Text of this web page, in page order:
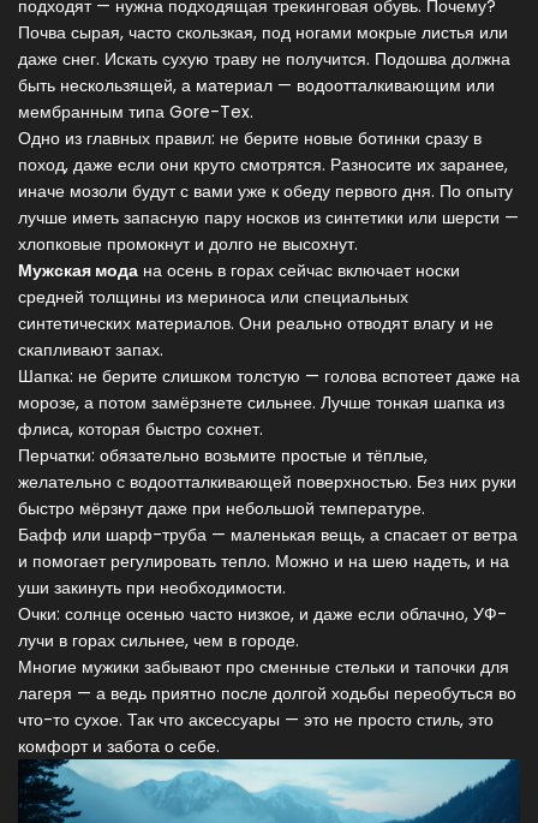
подходят — нужна подходящая трекинговая обувь. Почему?
Почва сырая, часто скользкая, под ногами мокрые листья или
даже снег. Искать сухую траву не получится. Подошва должна
быть нескользящей, а материал — водоотталкивающим или
мембранным типа Gore-Tex.
Одно из главных правил: не берите новые ботинки сразу в
поход, даже если они круто смотрятся. Разносите их заранее,
иначе мозоли будут с вами уже к обеду первого дня. По опыту
лучше иметь запасную пару носков из синтетики или шерсти —
хлопковые промокнут и долго не высохнут.
Мужская мода на осень в горах сейчас включает носки
средней толщины из мериноса или специальных
синтетических материалов. Они реально отводят влагу и не
скапливают запах.
Шапка: не берите слишком толстую — голова вспотеет даже на
морозе, а потом замёрзнете сильнее. Лучше тонкая шапка из
флиса, которая быстро сохнет.
Перчатки: обязательно возьмите простые и тёплые,
желательно с водоотталкивающей поверхностью. Без них руки
быстро мёрзнут даже при небольшой температуре.
Бафф или шарф-труба — маленькая вещь, а спасает от ветра
и помогает регулировать тепло. Можно и на шею надеть, и на
уши закинуть при необходимости.
Очки: солнце осенью часто низкое, и даже если облачно, УФ-
лучи в горах сильнее, чем в городе.
Многие мужики забывают про сменные стельки и тапочки для
лагеря — а ведь приятно после долгой ходьбы переобуться во
что-то сухое. Так что аксессуары — это не просто стиль, это
комфорт и забота о себе.